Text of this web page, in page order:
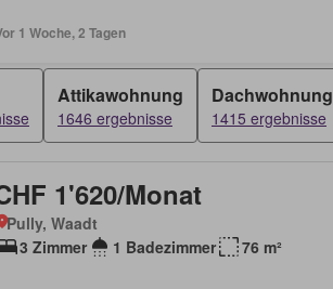
1 Woche, 2 Tagen
Attikawohnung
1646 ergebnisse
Dachwohnung
1415 ergebnisse
1'620/Monat
Pully, Waadt
3 Zimmer
1 Badezimmer 76 m²